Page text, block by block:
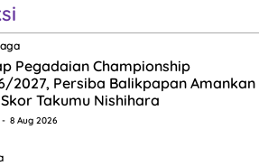
Pegadaian Championship
2027, Persiba Balikpapan Amankan
Takumu Nishihara
8 Aug 2026